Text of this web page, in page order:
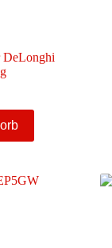
DeLonghi